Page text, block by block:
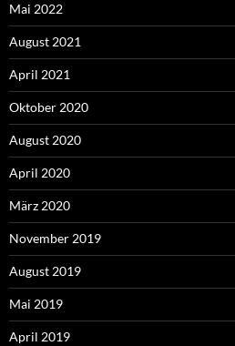
Mai 2022
August 2021
April 2021
Oktober 2020
August 2020
April 2020
März 2020
November 2019
August 2019
Mai 2019
April 2019